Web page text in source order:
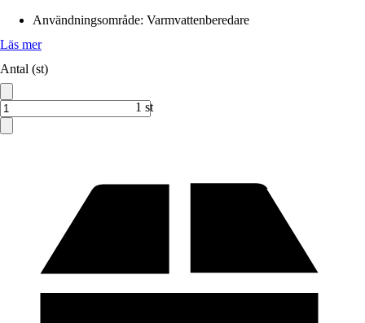
Användningsområde: Varmvattenberedare
Läs mer
Antal (st)
1 st